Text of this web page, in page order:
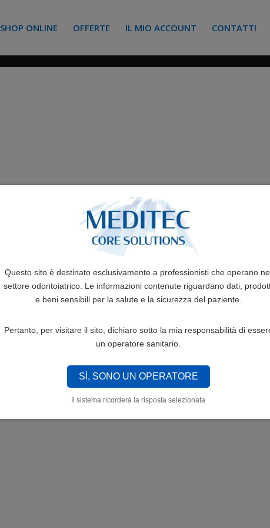
Questo sito è destinato esclusivamente a professionisti che operano
settore odontoiatrico. Le informazioni contenute riguardano dati,
e beni sensibili per la salute e la sicurezza del paziente.
Pertanto, per visitare il sito, dichiaro sotto la mia responsabilità di
un operatore sanitario.
SÌ, SONO UN OPERATORE
Il sistema ricorderà la risposta selezionata
SHOP ONLINE OFFERTE IL MIO ACCOUNT CONTATTI